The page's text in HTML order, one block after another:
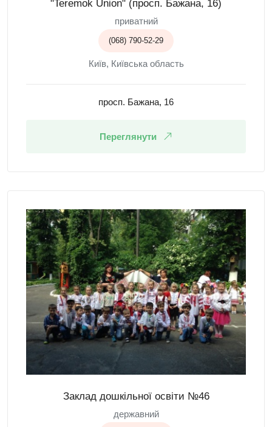
"Teremok Union" (просп. Бажана, 16)
приватний
(068) 790-52-29
Київ, Київська область
просп. Бажана, 16
Переглянути
Заклад дошкільної освіти №46
державний